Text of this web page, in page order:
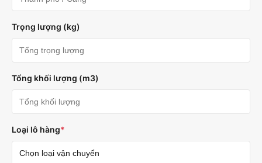
Trọng lượng (kg)
Tổng khối lượng (m3)
Loại lô hàng*